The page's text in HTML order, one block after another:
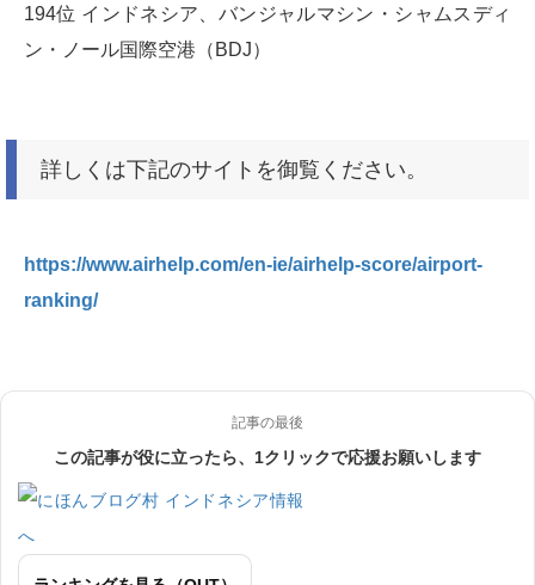
194位 インドネシア、バンジャルマシン・シャムスディ
ン・ノール国際空港（BDJ）
詳しくは下記のサイトを御覧ください。
https://www.airhelp.com/en-ie/airhelp-score/airport-
ranking/
記事の最後
この記事が役に立ったら、1クリックで応援お願いします